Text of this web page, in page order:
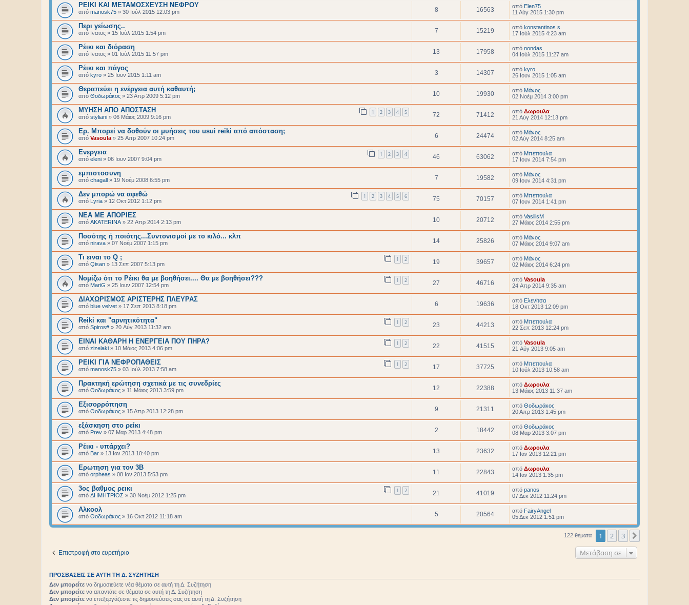
ΡΕΙΚΙ ΚΑΙ ΜΕΤΑΜΟΣΧΕΥΣΗ ΝΕΦΡΟΥ
από manosk75 » 30 Ιούλ 2015 12:03 pm 8 16563 από Elen75
11 Αύγ 2015 1:30 pm
Περι γείωσης..
από Ινατος » 15 Ιούλ 2015 1:54 pm 7 15219 από konstantinos s.
17 Ιούλ 2015 4:23 am
Ρέικι και διόραση
από Ινατος » 01 Ιούλ 2015 11:57 pm 13 17958 από nondas
04 Ιούλ 2015 11:27 am
Ρέικι και πάγος
από kyro » 25 Ιουν 2015 1:11 am 3 14307 από kyro
26 Ιουν 2015 1:05 am
Θεραπεύει η ενέργεια αυτή καθαυτή;
από Θοδωράκος » 23 Απρ 2009 5:12 pm 10 19930 από Μάνος
02 Νοέμ 2014 3:00 pm
ΜΥΗΣΗ ΑΠΟ ΑΠΟΣΤΑΣΗ
από styliani » 06 Μάιος 2009 9:16 pm
1 2 3 4 5 72 71412 από Δωρουλα
21 Αύγ 2014 12:13 pm
Eρ. Μπορεί να δοθούν οι μυήσεις του usui reiki από απόσταση;
από Vasoula » 25 Απρ 2007 10:24 pm 6 24474 από Μάνος
02 Αύγ 2014 8:25 am
Ενεργεια
από eleni » 06 Ιουν 2007 9:04 pm
1 2 3 4 46 63062 από Μπεττουλα
17 Ιουν 2014 7:54 pm
εμπιστοσυνη
από chagall » 19 Νοέμ 2008 6:55 pm 7 19582 από Μάνος
09 Ιουν 2014 4:31 pm
Δεν μπορώ να αφεθώ
από Lyria » 12 Οκτ 2012 1:12 pm
1 2 3 4 5 6 75 70157 από Μπεττουλα
07 Ιουν 2014 1:41 pm
ΝΕΑ ΜΕ ΑΠΟΡΙΕΣ
από AKATERINA » 22 Απρ 2014 2:13 pm 10 20712 από VasilisM
27 Μάιος 2014 2:55 pm
Ποσότης ή ποιότης...Συντονισμοί με το κιλό... κλπ
από nirava » 07 Νοέμ 2007 1:15 pm 14 25826 από Μάνος
07 Μάιος 2014 9:07 am
Τι ειναι το Q ;
από Qisan » 13 Σεπ 2007 5:13 pm
1 2 19 39657 από Μάνος
02 Μάιος 2014 6:24 pm
Νομίζω ότι το Ρέικι θα με βοηθήσει.... Θα με βοηθήσει???
από MariG » 25 Ιουν 2007 12:54 pm
1 2 27 46716 από Vasoula
24 Απρ 2014 9:35 am
ΔΙΑΧΩΡΙΣΜΟΣ ΑΡΙΣΤΕΡΗΣ ΠΛΕΥΡΑΣ
από blue velvet » 17 Σεπ 2013 8:18 pm 6 19636 από Ελενίτσα
18 Οκτ 2013 12:09 pm
Reiki και "αρνητικότητα"
από Spiros# » 20 Αύγ 2013 11:32 am
1 2 23 44213 από Μπεττουλα
22 Σεπ 2013 12:24 pm
ΕΙΝΑΙ ΚΑΘΑΡΗ Η ΕΝΕΡΓΕΙΑ ΠΟΥ ΠΗΡΑ?
από zizelaki » 10 Μάιος 2013 4:06 pm
1 2 22 41515 από Vasoula
21 Αύγ 2013 9:05 am
ΡΕΙΚΙ ΓΙΑ ΝΕΦΡΟΠΑΘΕΙΣ
από manosk75 » 03 Ιούλ 2013 7:58 am
1 2 17 37725 από Μπεττουλα
10 Ιούλ 2013 10:58 am
Πρακτηκή ερώτηση σχετικά με τις συνεδρίες
από Θοδωράκος » 11 Μάιος 2013 3:59 pm 12 22388 από Δωρουλα
13 Μάιος 2013 11:37 am
Εξισορρόπηση
από Θοδωράκος » 15 Απρ 2013 12:28 pm 9 21311 από Θοδωράκος
20 Απρ 2013 1:45 pm
εξάσκηση στο ρείκι
από Prev » 07 Μαρ 2013 4:48 pm 2 18442 από Θοδωράκος
08 Μαρ 2013 3:07 pm
Ρέικι - υπάρχει?
από Bar » 13 Ιαν 2013 10:40 pm 13 23632 από Δωρουλα
17 Ιαν 2013 12:21 pm
Ερωτηση για τον 3Β
από orpheas » 08 Ιαν 2013 5:53 pm 11 22843 από Δωρουλα
14 Ιαν 2013 1:35 pm
3ος βαθμος ρεικι
από ΔΗΜΗΤΡΙΟΣ » 30 Νοέμ 2012 1:25 pm
1 2 21 41019 από panos
07 Δεκ 2012 11:24 pm
Αλκοολ
από Θοδωράκος » 16 Οκτ 2012 11:18 am 5 20564 από FairyAngel
05 Δεκ 2012 1:51 pm
122 θέματα 1 2 3
Επιστροφή στο ευρετήριο Μετάβαση σε
ΠΡΟΣΒΆΣΕΙΣ ΣΕ ΑΥΤΉ ΤΗ Δ. ΣΥΖΉΤΗΣΗ
Δεν μπορείτε να δημοσιεύετε νέα θέματα σε αυτή τη Δ. Συζήτηση
Δεν μπορείτε να απαντάτε σε θέματα σε αυτή τη Δ. Συζήτηση
Δεν μπορείτε να επεξεργάζεστε τις δημοσιεύσεις σας σε αυτή τη Δ. Συζήτηση